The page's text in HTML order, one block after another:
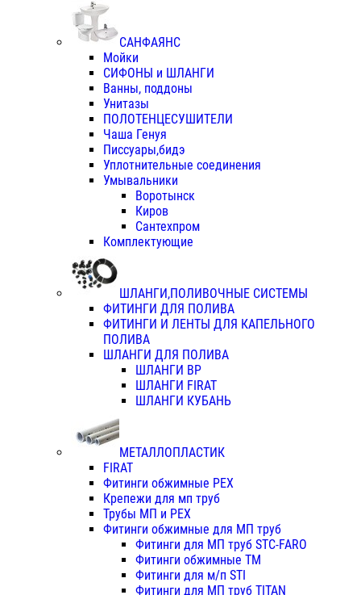
САНФАЯНС
Мойки
СИФОНЫ и ШЛАНГИ
Ванны, поддоны
Унитазы
ПОЛОТЕНЦЕСУШИТЕЛИ
Чаша Генуя
Писсуары,бидэ
Уплотнительные соединения
Умывальники
Воротынск
Киров
Сантехпром
Комплектующие
ШЛАНГИ,ПОЛИВОЧНЫЕ СИСТЕМЫ
ФИТИНГИ ДЛЯ ПОЛИВА
ФИТИНГИ И ЛЕНТЫ ДЛЯ КАПЕЛЬНОГО
ПОЛИВА
ШЛАНГИ ДЛЯ ПОЛИВА
ШЛАНГИ ВР
ШЛАНГИ FIRAT
ШЛАНГИ КУБАНЬ
МЕТАЛЛОПЛАСТИК
FIRAT
Фитинги обжимные PEX
Крепежи для мп труб
Трубы МП и PEX
Фитинги обжимные для МП труб
Фитинги для МП труб STC-FARO
Фитинги обжимные ТМ
Фитинги для м/п STI
Фитинги для МП труб TITAN